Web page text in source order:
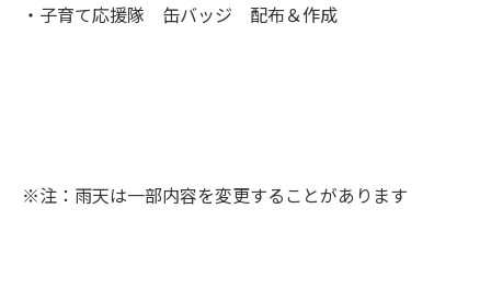
・子育て応援隊 缶バッジ 配布＆作成
※注：雨天は一部内容を変更することがあります